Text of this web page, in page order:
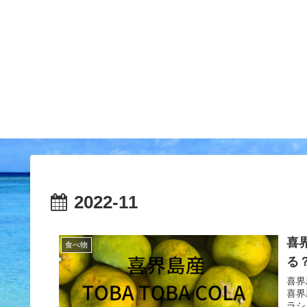
2022-11
食べ物
喜
る
喜
喜